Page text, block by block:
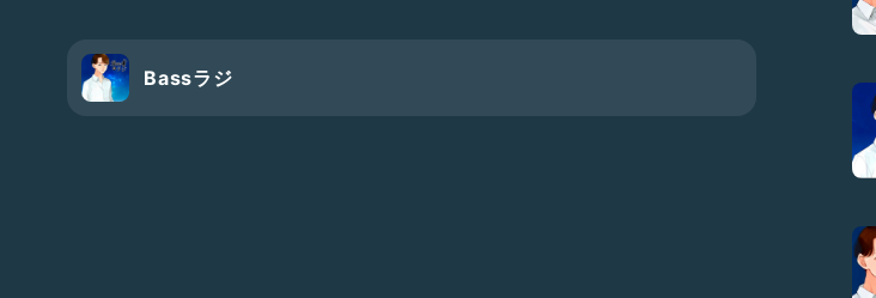
毛が生えるためなら金を出す
髪切られた分だけ肩落とす
Bassラジ